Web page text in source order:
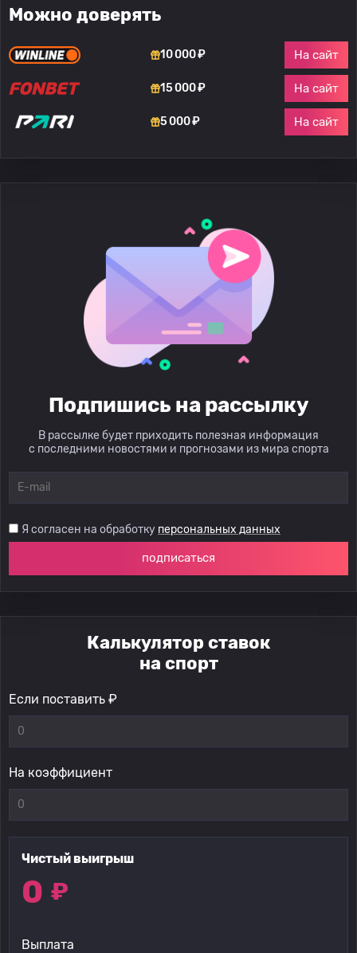
Можно доверять
10 000 ₽ На сайт
15 000 ₽ На сайт
5 000 ₽ На сайт
Подпишись на рассылку
В рассылке будет приходить полезная информация
с последними новостями и прогнозами из мира спорта
Я согласен на обработку персональных данных
подписаться
Калькулятор ставок
на спорт
Если поставить ₽
На коэффициент
Чистый выигрыш
0 ₽
Выплата